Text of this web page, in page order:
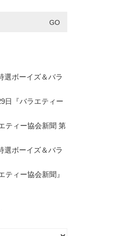
選ボーイズ＆バラ
日『バラエティー
ティー協会新聞 第
選ボーイズ＆バラ
ティー協会新聞』